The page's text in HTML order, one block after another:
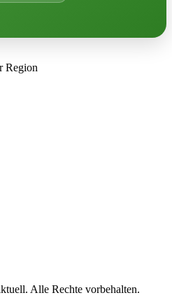
Region
Alle Rechte vorbehalten.